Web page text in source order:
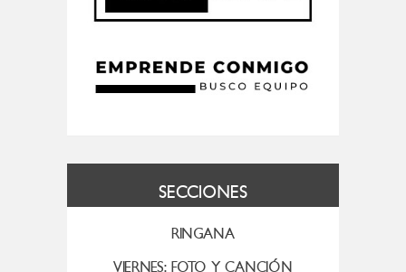
SECCIONES
RINGANA
VIERNES: FOTO Y CANCIÓN